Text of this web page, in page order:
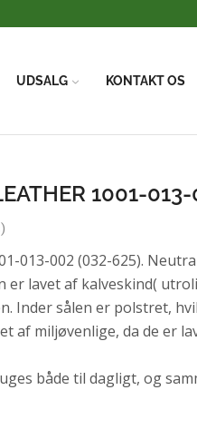
UDSALG KONTAKT OS
1001-
013-002 (032-625).
lavet af kalveskind(
Inder sålen er polstret,
af miljøvenlige, da de er
både til dagligt, og